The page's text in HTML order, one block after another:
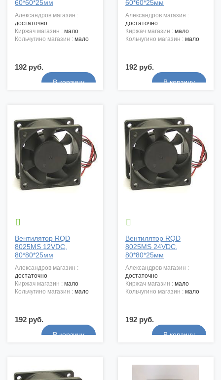
60*60*25мм
александров магазин :
достаточно
киржач магазин : мало
кольчугино магазин : мало
192 руб.
60*60*25мм
александров магазин :
достаточно
киржач магазин : мало
кольчугино магазин : мало
192 руб.

Вентилятор RQD
8025MS 12VDC,
80*80*25мм
александров магазин :
достаточно
киржач магазин : мало
кольчугино магазин : мало
192 руб.

Вентилятор RQD
8025MS 24VDC,
80*80*25мм
александров магазин :
достаточно
киржач магазин : мало
кольчугино магазин : мало
192 руб.